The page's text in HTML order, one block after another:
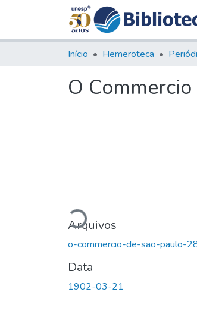
Início Hemeroteca
O
Carregando...
Arquivos
o-commercio-de-sao-paulo-
Data
1902-03-21